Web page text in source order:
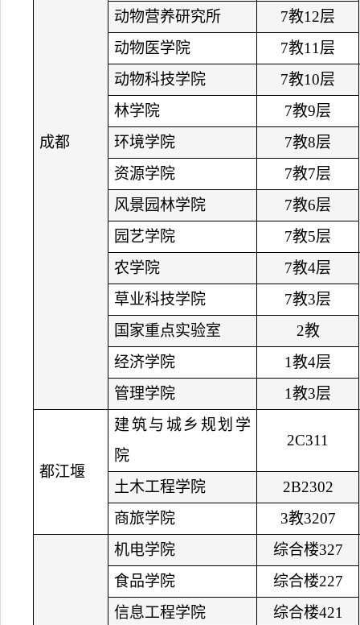
成都
动物营养研究所
7教12层
动物医学院
7教11层
动物科技学院
7教10层
林学院
7教9层
环境学院
7教8层
资源学院
7教7层
风景园林学院
7教6层
园艺学院
7教5层
农学院
7教4层
草业科技学院
7教3层
国家重点实验室
2教
经济学院
1教4层
管理学院
1教3层
都江堰
建筑与城乡规划学
院
2C311
土木工程学院
2B2302
商旅学院
3教3207
机电学院
综合楼327
食品学院
综合楼227
信息工程学院
综合楼421